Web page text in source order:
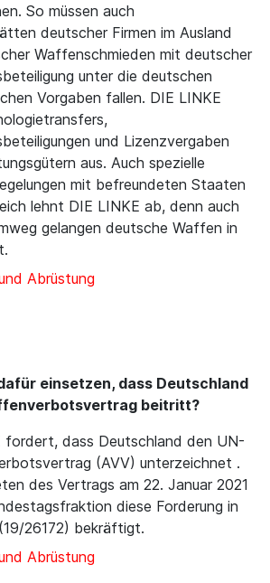
So müssen auch
deutscher Firmen im Ausland
Waffenschmieden mit deutscher
unter die deutschen
Vorgaben fallen. DIE LINKE
und Lizenzvergaben
aus. Auch spezielle
mit befreundeten Staaten
lehnt DIE LINKE ab, denn auch
gelangen deutsche Waffen in
Abrüstung
einsetzen, dass Deutschland
beitritt?
fordert, dass Deutschland den UN-
(AVV) unterzeichnet .
des Vertrags am 22. Januar 2021
diese Forderung in
26172) bekräftigt.
Abrüstung